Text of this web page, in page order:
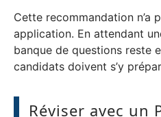
Cette recommandation n’a
application. En attendant
banque de questions reste
candidats doivent s’y
Réviser avec un